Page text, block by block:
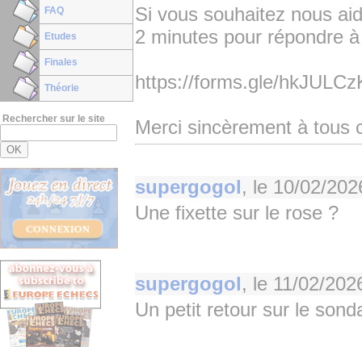
FAQ
Etudes
Finales
Théorie
Rechercher sur le site
Si vous souhaitez nous
2 minutes pour répondre
https://forms.gle/
Merci sincèrement à tous
supergogol, le 10/02/
Une fixette sur le rose ?
supergogol, le 11/02/
Un petit retour sur le